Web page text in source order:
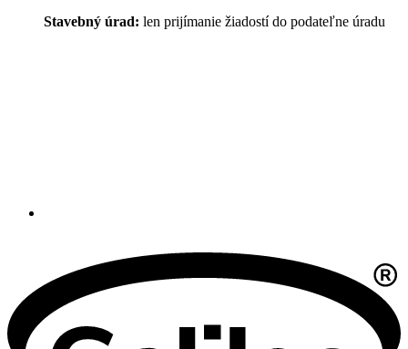
Stavebný úrad: len prijímanie žiadostí do podateľne úradu